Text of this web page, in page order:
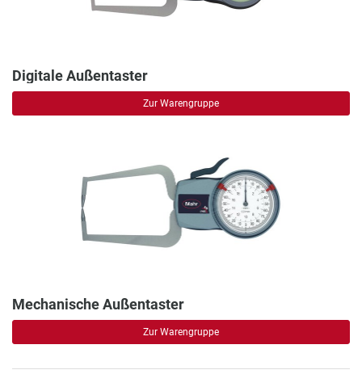
Digitale Außentaster
Zur Warengruppe
Mechanische Außentaster
Zur Warengruppe